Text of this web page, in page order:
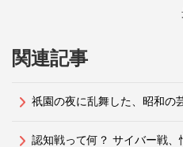
関連記事
祇園の夜に乱舞した、昭和の
認知戦って何？ サイバー戦、